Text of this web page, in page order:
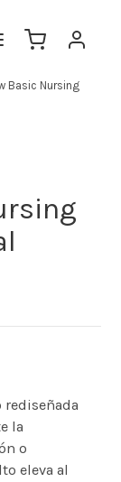
Basic Nursing
rediseñada
la
o
eleva al